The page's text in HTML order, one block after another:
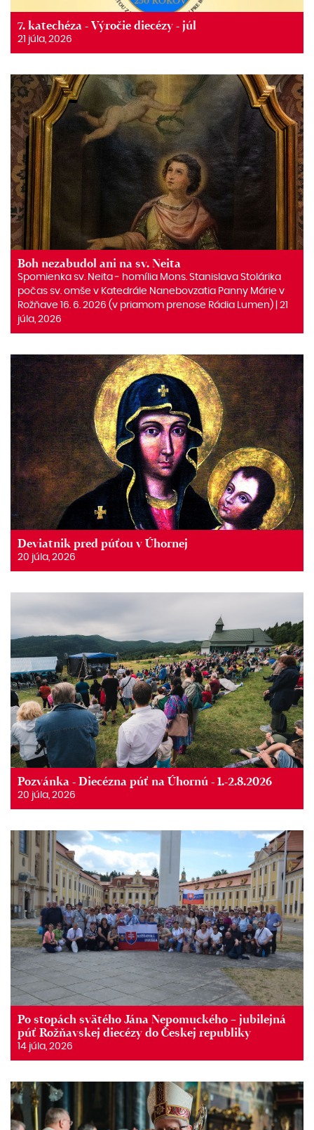
7. katechéza - Výročie diecézy - júl
21 júla, 2026
Boh nezabudol ani na sv. Neita
Spomienka sv. Neita ‒ homília Mons. Stanislava Stolárika
počas sv. omše v Katedrále Nanebovzatia Panny Márie v
Rožňave 16. 6. 2026 (v priamom prenose Rádia Lumen) | 21
júla, 2026
Deviatnik pred púťou v Úhornej
20 júla, 2026
Pozvánka - Diecézna púť na Úhornú - 1.-2.8.2026
20 júla, 2026
Po stopách svätého Jána Nepomuckého – jubilejná
púť Rožňavskej diecézy do Českej republiky
14 júla, 2026